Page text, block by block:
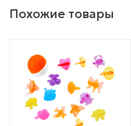
Похожие товары